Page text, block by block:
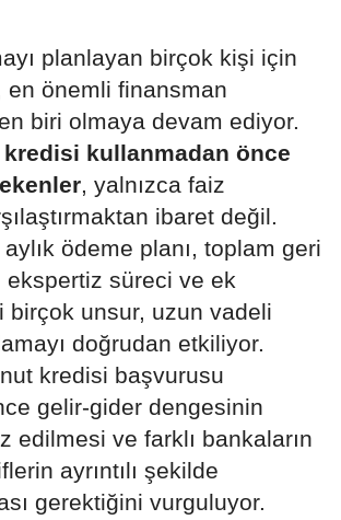
planlayan birçok kişi için
en önemli finansman
biri olmaya devam ediyor.
kullanmadan önce
, yalnızca faiz
ibaret değil.
ödeme planı, toplam geri
ekspertiz süreci ve ek
birçok unsur, uzun vadeli
doğrudan etkiliyor.
kredisi başvurusu
gelir-gider dengesinin
edilmesi ve farklı bankaların
ayrıntılı şekilde
gerektiğini vurguluyor.